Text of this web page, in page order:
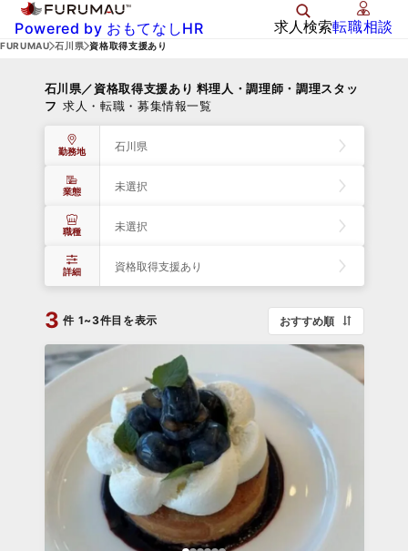
Powered by おもてなしHR 求人検索転職相談
FURUMAU 石川県 資格取得支援あり
石川県／資格取得支援あり 料理人・調理師・調理スタッ
フ 求人・転職・募集情報一覧
勤務地 石川県
業態 未選択
職種 未選択
詳細 資格取得支援あり
3 件 1~3件目を表示 おすすめ順